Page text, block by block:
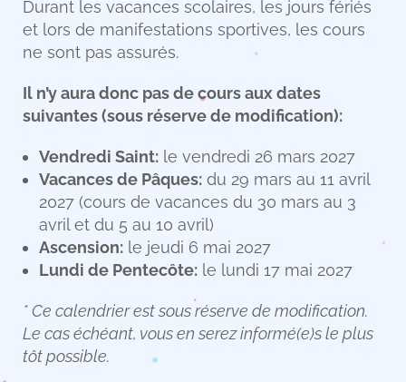
Durant les vacances scolaires, les jours fériés
et lors de manifestations sportives, les cours
ne sont pas assurés.
Il n’y aura donc pas de cours aux dates
suivantes (sous réserve de modification):
Vendredi Saint: le vendredi 26 mars 2027
Vacances de Pâques: du 29 mars au 11 avril
2027 (cours de vacances du 30 mars au 3
avril et du 5 au 10 avril)
Ascension: le jeudi 6 mai 2027
Lundi de Pentecôte: le lundi 17 mai 2027
* Ce calendrier est sous réserve de modification.
Le cas échéant, vous en serez informé(e)s le plus
tôt possible.